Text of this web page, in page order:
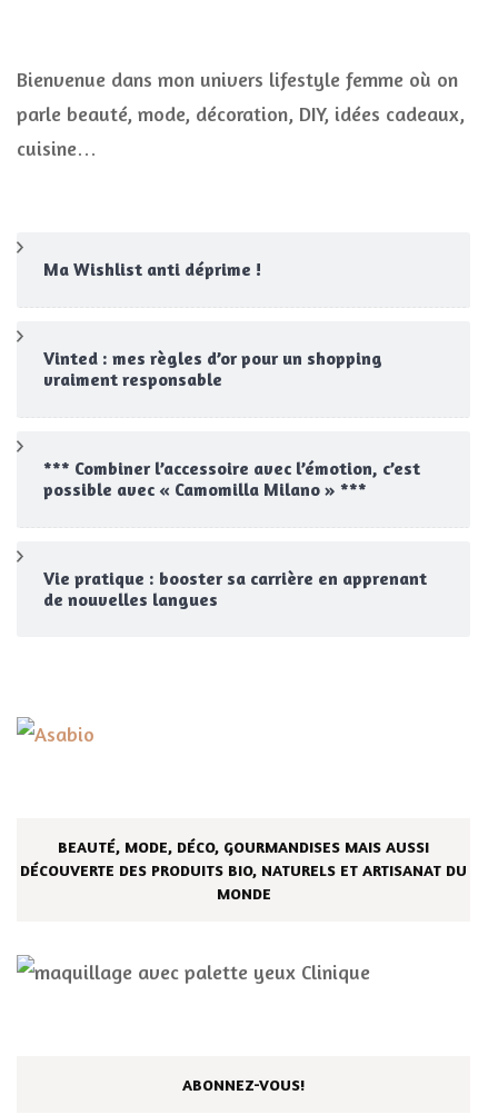
Bienvenue dans mon univers lifestyle femme où on
parle beauté, mode, décoration, DIY, idées cadeaux,
cuisine…
Ma Wishlist anti déprime !
Vinted : mes règles d’or pour un shopping
vraiment responsable
*** Combiner l’accessoire avec l’émotion, c’est
possible avec « Camomilla Milano » ***
Vie pratique : booster sa carrière en apprenant
de nouvelles langues
BEAUTÉ, MODE, DÉCO, GOURMANDISES MAIS AUSSI
DÉCOUVERTE DES PRODUITS BIO, NATURELS ET ARTISANAT DU
MONDE
ABONNEZ-VOUS!